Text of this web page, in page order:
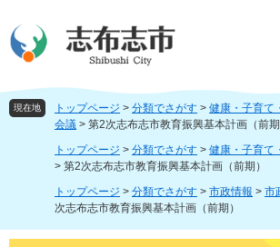
ジ
頭
ュ
飛現在地 トップページ > 分類でさがす > 健康・子育て
会議 > 第2次志布志市教育振興基本計画（前期
トップページ > 分類でさがす > 健康・子育て
> 第2次志布志市教育振興基本計画（前期）
トップページ > 分類でさがす > 市政情報 > 市
次志布志市教育振興基本計画（前期）